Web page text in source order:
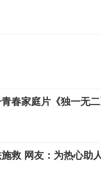
春家庭片《独一无二
救 网友：为热心助